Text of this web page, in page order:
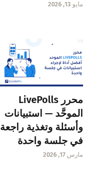
مايو 13, 2026
محرر LivePolls
الموحَّد — استبيانات
وأسئلة وتغذية راجعة
في جلسة واحدة
مارس 17, 2026